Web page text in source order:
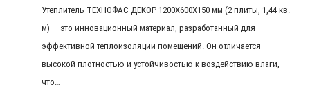
Утеплитель ТЕХНОФАС ДЕКОР 1200Х600Х150 мм (2 плиты, 1,44 кв.
м) — это инновационный материал, разработанный для
эффективной теплоизоляции помещений. Он отличается
высокой плотностью и устойчивостью к воздействию влаги,
что…